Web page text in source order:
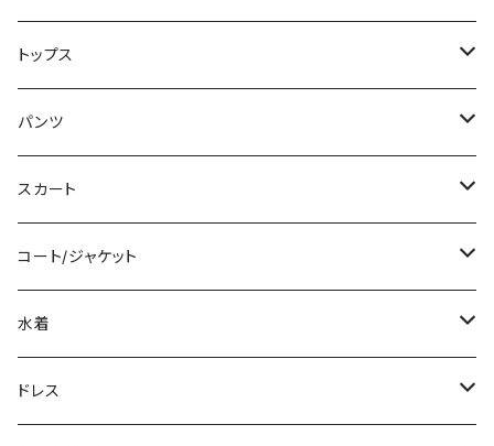
ミニ/ショート
ミディアム/ミモレ
ロング/マキシ
袖付き
ノースリーブ
その他
トップス
Tシャツ/カットソー
タンクトップ/キャミソール
シャツ/ブラウス
ベアトップ/チューブトップ
カーディガン/ボレロ
パンツ
ショート丈
クロップド丈
ロング丈
デニム
スカート
ミニ/ショート
ミディアム/ミモレ
ロング
コート/ジャケット
コート
ジャケット
水着
タンキニ
ドレス